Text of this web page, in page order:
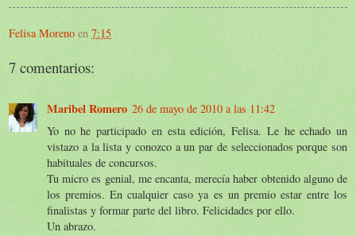
Felisa Moreno en 7:15
7 comentarios:
Maribel Romero 26 de mayo de 2010 a las 11:42
Yo no he participado en esta edición, Felisa. Le he echado un
vistazo a la lista y conozco a un par de seleccionados porque son
habituales de concursos.
Tu micro es genial, me encanta, merecía haber obtenido alguno de
los premios. En cualquier caso ya es un premio estar entre los
finalistas y formar parte del libro. Felicidades por ello.
Un abrazo.